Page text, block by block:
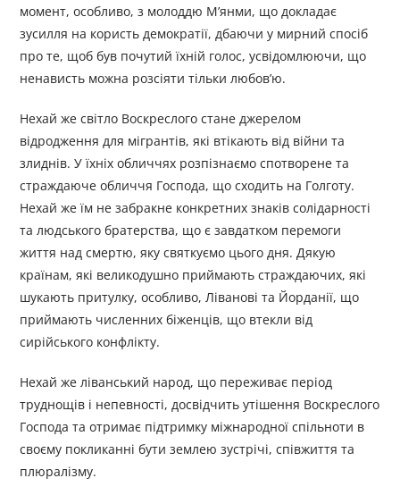
момент, особливо, з молоддю М’янми, що докладає
зусилля на користь демократії, дбаючи у мирний спосіб
про те, щоб був почутий їхній голос, усвідомлюючи, що
ненависть можна розсіяти тільки любов’ю.
Нехай же світло Воскреслого стане джерелом
відродження для мігрантів, які втікають від війни та
злиднів. У їхніх обличчях розпізнаємо спотворене та
страждаюче обличчя Господа, що сходить на Голготу.
Нехай же їм не забракне конкретних знаків солідарності
та людського братерства, що є завдатком перемоги
життя над смертю, яку святкуємо цього дня. Дякую
країнам, які великодушно приймають страждаючих, які
шукають притулку, особливо, Ліванові та Йорданії, що
приймають численних біженців, що втекли від
сирійського конфлікту.
Нехай же ліванський народ, що переживає період
труднощів і непевності, досвідчить утішення Воскреслого
Господа та отримає підтримку міжнародної спільноти в
своєму покликанні бути землею зустрічі, співжиття та
плюралізму.